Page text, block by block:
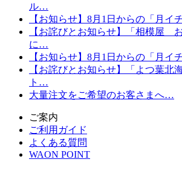
ル…
【お知らせ】8月1日からの「月
【お詫びとお知らせ】「相模屋
に…
【お知らせ】8月1日からの「月
【お詫びとお知らせ】「よつ葉北
ト…
大量注文をご希望のお客さまへ…
ご案内
ご利用ガイド
よくある質問
WAON POINT